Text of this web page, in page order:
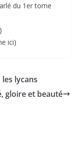
du 1er tome
ici)
les lycans
gloire et beauté